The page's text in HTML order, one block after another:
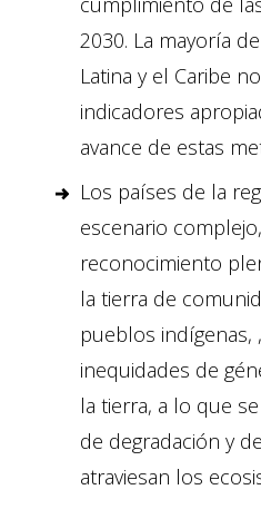
2030. La mayoría
Latina y el Caribe
indicadores
avance de estas
Los países de la
escenario
reconocimiento
la tierra de
pueblos indígenas,
inequidades de
la tierra, a lo que
de degradación y
atraviesan los